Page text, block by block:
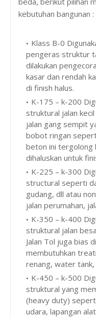
kebutuhan bangunan :
Klass B-0
pengeras struktur
dilakukan
kasar dan rendah
di finish halus.
K-175 – k-200
struktural jalan
jalan gang sempit
bobot ringan
beton ini tergolong
dihaluskan untuk
K-225 – k-300
structural seperti
gudang, dll atau
jalan perumahan,
K-350 – k-400
struktural jalan
Jalan Tol juga bias
membutuhkan
renang, water tank,
K-450 – k-500
struktural yang
(heavy duty)
udara, lapangan